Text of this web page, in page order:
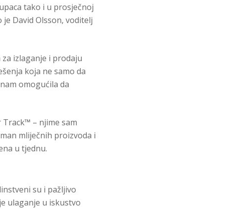
tako i u prosječnoj
David Olsson, voditelj
izlaganje i prodaju
koja ne samo da
omogućila da
Track™ – njime sam
mliječnih proizvoda i
u tjednu.
su i pažljivo
ulaganje u iskustvo